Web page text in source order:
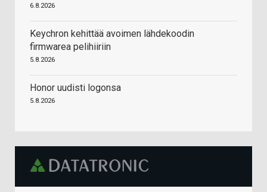
6.8.2026
Keychron kehittää avoimen lähdekoodin
firmwarea pelihiiriin
5.8.2026
Honor uudisti logonsa
5.8.2026